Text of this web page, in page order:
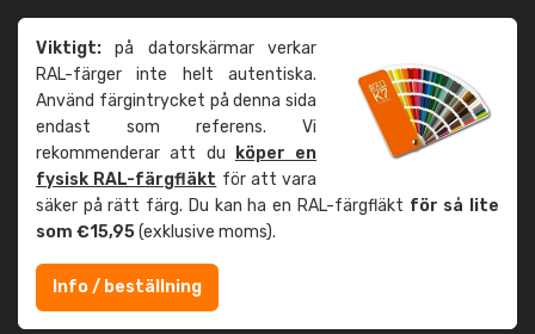
Viktigt: på datorskärmar verkar
RAL-färger inte helt autentiska.
Använd färgintrycket på denna sida
endast som referens. Vi
rekommenderar att du
köper en
fysisk RAL-färgfläkt för att vara
säker på rätt färg. Du kan ha en RAL-färgfläkt för så lite
som €15,95(exklusive moms).
Info / beställning